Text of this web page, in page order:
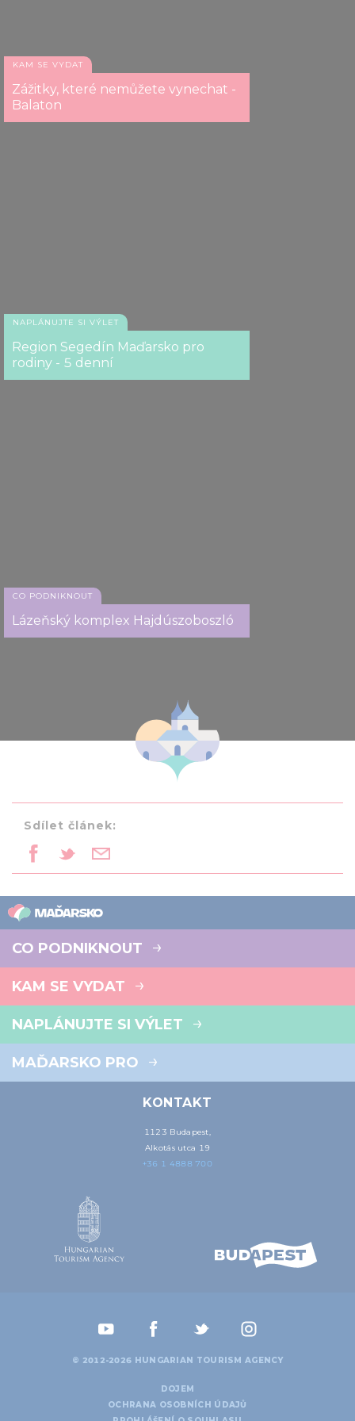
KAM SE VYDAT
Zážitky, které nemůžete vynechat -
Balaton
NAPLÁNUJTE SI VÝLET
Region Segedín Maďarsko pro
rodiny - 5 denní
CO PODNIKNOUT
Lázeňský komplex Hajdúszoboszló
Sdílet článek:
CO PODNIKNOUT
KAM SE VYDAT
NAPLÁNUJTE SI VÝLET
MAĎARSKO PRO
KONTAKT
1123 Budapest,
Alkotás utca 19
+36 1 4888 700
© 2012-2026 HUNGARIAN TOURISM AGENCY
DOJEM
OCHRANA OSOBNÍCH ÚDAJŮ